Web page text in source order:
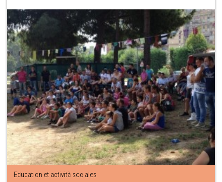
Education et actività sociales